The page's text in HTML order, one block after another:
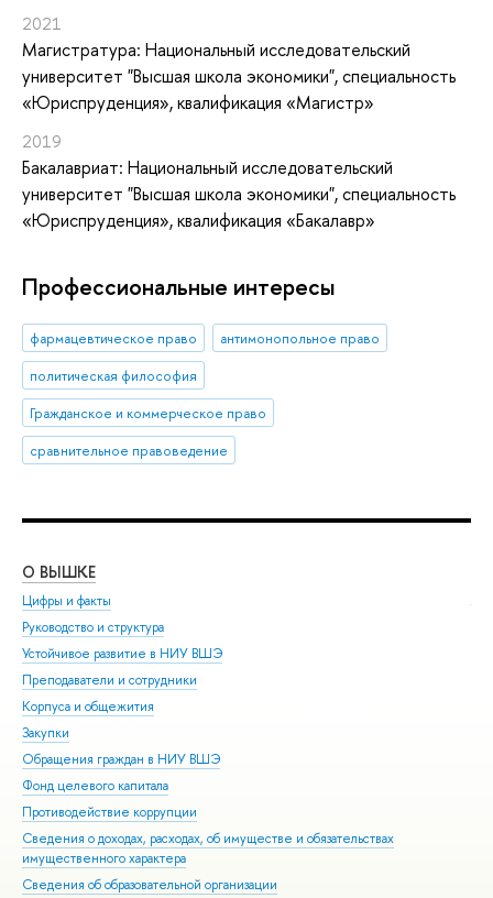
2021
Магистратура: Национальный исследовательский
университет "Высшая школа экономики", специальность
«Юриспруденция», квалификация «Магистр»
2019
Бакалавриат: Национальный исследовательский
университет "Высшая школа экономики", специальность
«Юриспруденция», квалификация «Бакалавр»
Профессиональные интересы
фармацевтическое право
антимонопольное право
политическая философия
Гражданское и коммерческое право
сравнительное правоведение
О ВЫШКЕ
Цифры и факты
Руководство и структура
Устойчивое развитие в НИУ ВШЭ
Преподаватели и сотрудники
Корпуса и общежития
Закупки
Обращения граждан в НИУ ВШЭ
Фонд целевого капитала
Противодействие коррупции
Сведения о доходах, расходах, об имуществе и обязательствах
имущественного характера
Сведения об образовательной организации